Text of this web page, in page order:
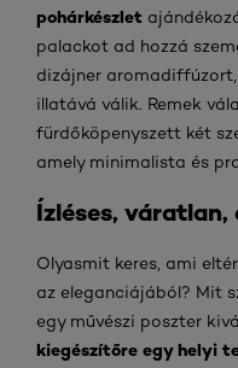
pohárkészlet
palackot ad hozzá
dizájner
illatává válik. Remek
fürdőköpenyszett két
amely minimalista és
Ízléses,
Olyasmit keres, ami
az eleganciájából? Mit
egy művészi poszter
kiegészítőre egy helyi